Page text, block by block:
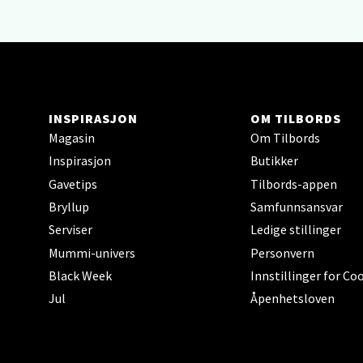
INSPIRASJON
Magasin
Inspirasjon
Gavetips
Bryllup
Serviser
Mummi-univers
Black Week
Jul
OM TILBORDS
Om Tilbords
Butikker
Tilbords-appen
Samfunnsansvar
Ledige stillinger
Personvern
Innstillinger for
Åpenhetsloven
Folke
0 i